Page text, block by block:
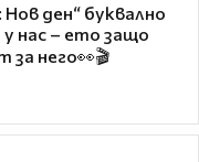
ден“ буквално
нас – ето защо
за него👀🎬